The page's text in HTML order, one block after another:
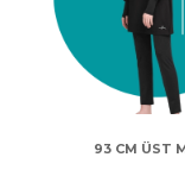
93 CM ÜST